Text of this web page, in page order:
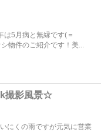
は5月病と無縁です(＝
物件のご紹介です！美...
撮影風景☆
にくの雨ですが元気に営業